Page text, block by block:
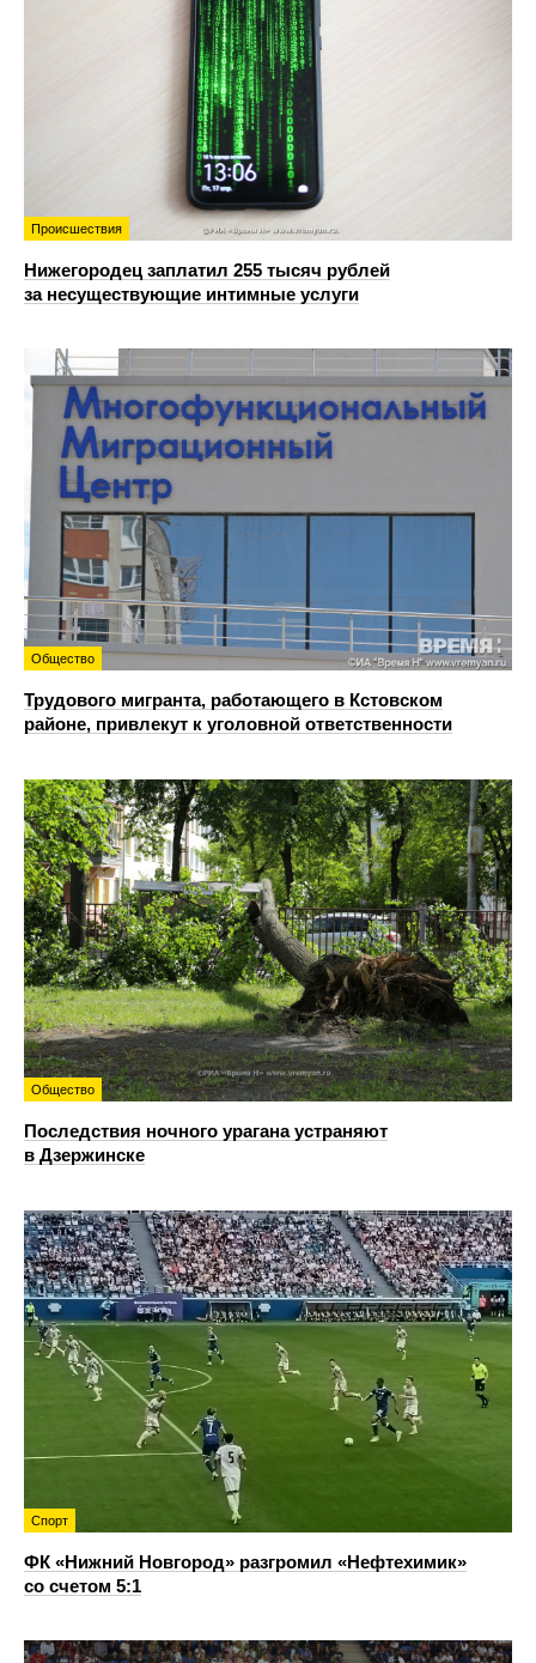
Происшествия
Нижегородец заплатил 255 тысяч рублей
за несуществующие интимные услуги
Общество
Трудового мигранта, работающего в Кстовском
районе, привлекут к уголовной ответственности
Общество
Последствия ночного урагана устраняют
в Дзержинске
Спорт
ФК «Нижний Новгород» разгромил «Нефтехимик»
со счетом 5:1